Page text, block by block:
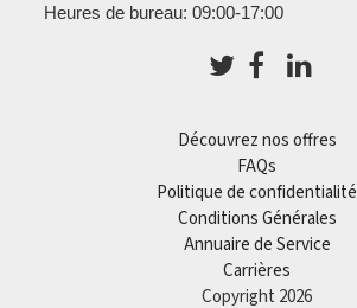
Heures de bureau: 09:00-17:00
Découvrez nos offres
FAQs
Politique de confidentialité
Conditions Générales
Annuaire de Service
Carrières
Copyright 2026